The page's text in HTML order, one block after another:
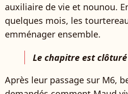
auxiliaire de vie et nounou.
quelques mois, les
emménager ensemble.
Le chapitre est clôturé
Après leur passage sur M6,